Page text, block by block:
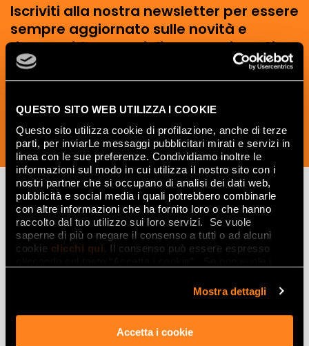
QUESTO SITO WEB UTILIZZA I COOKIE
Questo sito utilizza cookie di profilazione, anche di terze
parti, per inviarLe messaggi pubblicitari mirati e servizi in
linea con le sue preferenze. Condividiamo inoltre le
informazioni sul modo in cui utilizza il nostro sito con i
nostri partner che si occupano di analisi dei dati web,
pubblicità e social media i quali potrebbero combinarle
con altre informazioni che ha fornito loro o che hanno
raccolto dal tuo utilizzo sui loro servizi. Se vuole
saperne di più o negare il consenso a tutti o ad alcuni
cookie clicchi qui. Il consenso può essere espresso
Mostra dettagli
Accetta i cookie
Iscriviti alla nostra newsletter per essere
sempre aggiornato sulle novità e
ricevere idee, consigli e suggerimenti
del mondo della ceramica e dell’interior
design.
ISCRIVITI ORA
Lasciati
ispirare
da ambienti
Effetti